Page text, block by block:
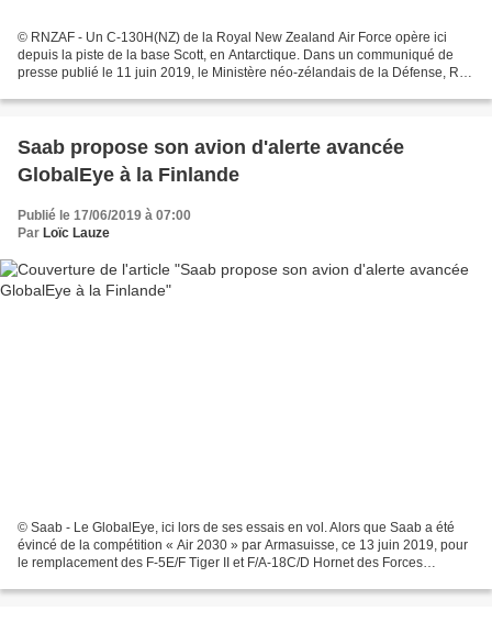
© RNZAF - Un C-130H(NZ) de la Royal New Zealand Air Force opère ici
depuis la piste de la base Scott, en Antarctique. Dans un communiqué de
presse publié le 11 juin 2019, le Ministère néo-zélandais de la Défense, Ron
Saab propose son avion d'alerte avancée
GlobalEye à la Finlande
Publié le 17/06/2019 à 07:00
Par Loïc Lauze
© Saab - Le GlobalEye, ici lors de ses essais en vol. Alors que Saab a été
évincé de la compétition « Air 2030 » par Armasuisse, ce 13 juin 2019, pour
le remplacement des F-5E/F Tiger II et F/A-18C/D Hornet des Forces